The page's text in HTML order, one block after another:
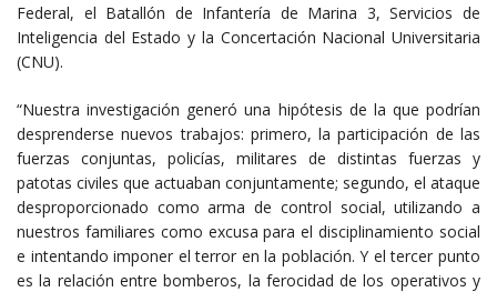
Federal, el Batallón de Infantería de Marina 3, Servicios de
Inteligencia del Estado y la Concertación Nacional Universitaria
(CNU).
“Nuestra investigación generó una hipótesis de la que podrían
desprenderse nuevos trabajos: primero, la participación de las
fuerzas conjuntas, policías, militares de distintas fuerzas y
patotas civiles que actuaban conjuntamente; segundo, el ataque
desproporcionado como arma de control social, utilizando a
nuestros familiares como excusa para el disciplinamiento social
e intentando imponer el terror en la población. Y el tercer punto
es la relación entre bomberos, la ferocidad de los operativos y